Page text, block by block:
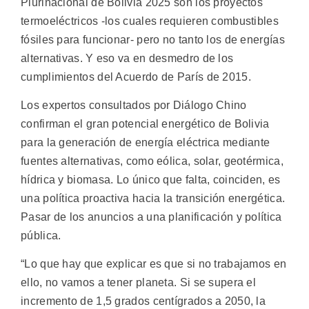
termoeléctricos -los cuales requieren combustibles
fósiles para funcionar- pero no tanto los de energías
alternativas. Y eso va en desmedro de los
cumplimientos del Acuerdo de París de 2015.
Los expertos consultados por Diálogo Chino
confirman el gran potencial energético de Bolivia
para la generación de energía eléctrica mediante
fuentes alternativas, como eólica, solar, geotérmica,
hídrica y biomasa. Lo único que falta, coinciden, es
una política proactiva hacia la transición energética.
Pasar de los anuncios a una planificación y política
pública.
“Lo que hay que explicar es que si no trabajamos en
ello, no vamos a tener planeta. Si se supera el
incremento de 1,5 grados centígrados a 2050, la